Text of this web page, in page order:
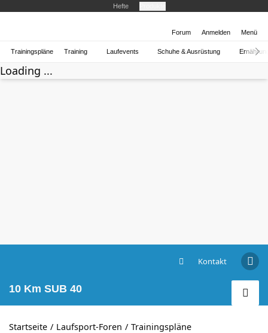
Hefte
Forum Anmelden Menü
Trainingspläne Training Laufevents Schuhe & Ausrüstung
Loading ...
Kontakt
10 Km SUB 40
Startseite Laufsport-Foren
Trainingspläne